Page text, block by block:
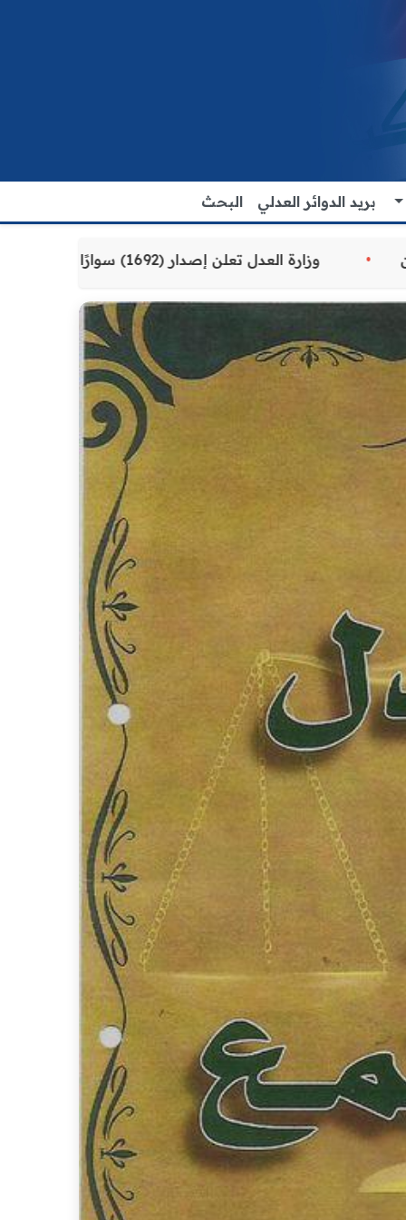
بريد الدوائر العدلي البحث
المقدمة للمواطنين وزارة العدل تعلن إصدار (1692) سوارًا إلكترونيًا لنزلاء سجن الناصرية المركزي لتنظيم التعاملات المالية داخل المؤسسات الإصلاحية